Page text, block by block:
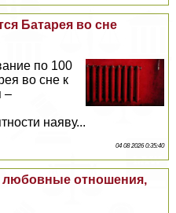
Батарея во сне
по 100
во сне к
–
наяву...
04 08 2026 0:35:40
любовные отношения,